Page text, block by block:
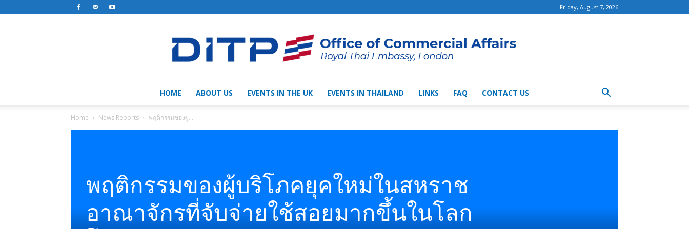
Friday, August 7, 2026
HOME ABOUT US EVENTS IN THE UK EVENTS IN THAILAND LINKS FAQ CONTACT US
Home News Reports พฤติกรรมของผู...
พฤติกรรมของผู้บริโภคยุคใหม่ในสหราช
อาณาจักรที่จับจ่ายใช้สอยมากขึ้นในโลก